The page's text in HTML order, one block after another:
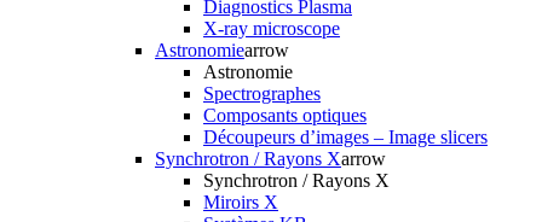
Diagnostics Plasma
X-ray microscope
Astronomiearrow
Astronomie
Spectrographes
Composants optiques
Découpeurs d’images – Image slicers
Synchrotron / Rayons Xarrow
Synchrotron / Rayons X
Miroirs X